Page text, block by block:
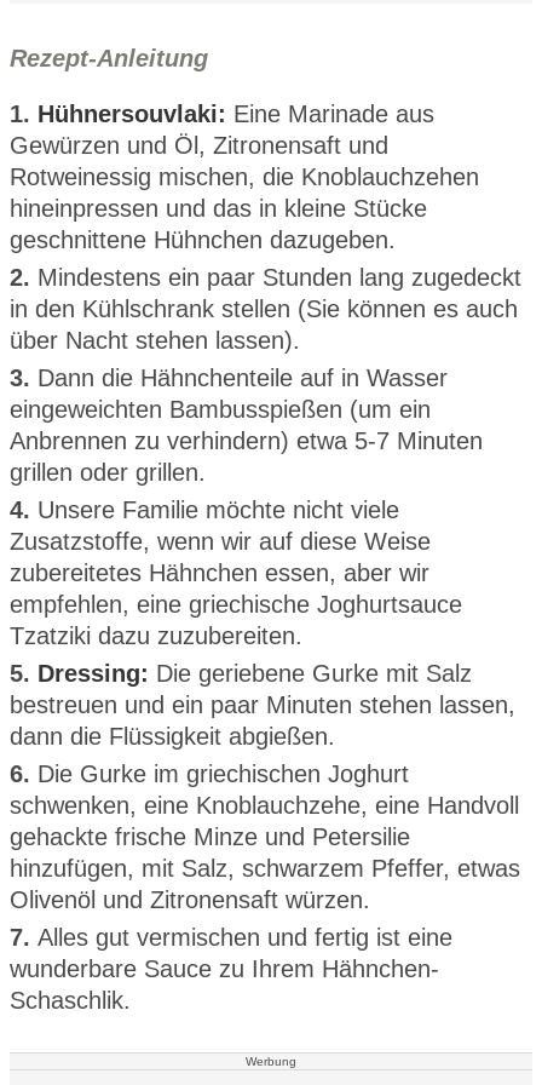
Rezept-Anleitung
1. Hühnersouvlaki: Eine Marinade aus
Gewürzen und Öl, Zitronensaft und
Rotweinessig mischen, die Knoblauchzehen
hineinpressen und das in kleine Stücke
geschnittene Hühnchen dazugeben.
2. Mindestens ein paar Stunden lang zugedeckt
in den Kühlschrank stellen (Sie können es auch
über Nacht stehen lassen).
3. Dann die Hähnchenteile auf in Wasser
eingeweichten Bambusspießen (um ein
Anbrennen zu verhindern) etwa 5-7 Minuten
grillen oder grillen.
4. Unsere Familie möchte nicht viele
Zusatzstoffe, wenn wir auf diese Weise
zubereitetes Hähnchen essen, aber wir
empfehlen, eine griechische Joghurtsauce
Tzatziki dazu zuzubereiten.
5. Dressing: Die geriebene Gurke mit Salz
bestreuen und ein paar Minuten stehen lassen,
dann die Flüssigkeit abgießen.
6. Die Gurke im griechischen Joghurt
schwenken, eine Knoblauchzehe, eine Handvoll
gehackte frische Minze und Petersilie
hinzufügen, mit Salz, schwarzem Pfeffer, etwas
Olivenöl und Zitronensaft würzen.
7. Alles gut vermischen und fertig ist eine
wunderbare Sauce zu Ihrem Hähnchen-
Schaschlik.
Werbung